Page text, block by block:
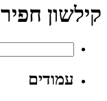
קילשון
עמודים